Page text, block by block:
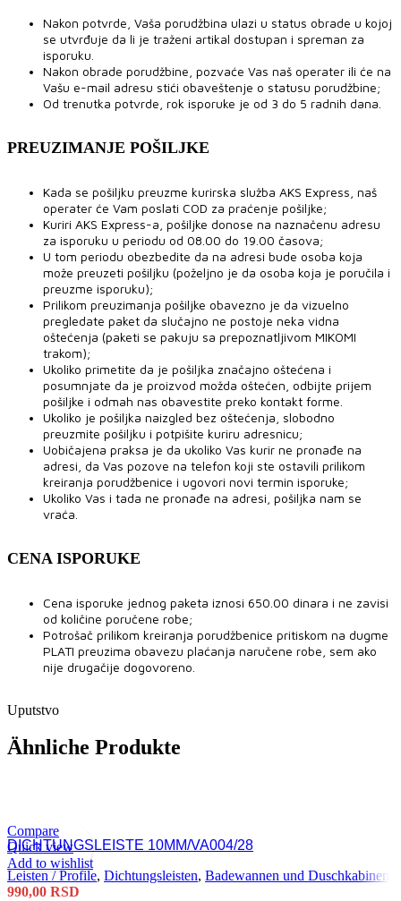
Nakon potvrde, Vaša porudžbina ulazi u status obrade u kojoj
se utvrđuje da li je traženi artikal dostupan i spreman za
isporuku.
Nakon obrade porudžbine, pozvaće Vas naš operater ili će na
Vašu e-mail adresu stići obaveštenje o statusu porudžbine;
Od trenutka potvrde, rok isporuke je od 3 do 5 radnih dana.
PREUZIMANJE POŠILJKE
Kada se pošiljku preuzme kurirska služba AKS Express, naš
operater će Vam poslati COD za praćenje pošiljke;
Kuriri AKS Express-a, pošiljke donose na naznačenu adresu
za isporuku u periodu od 08.00 do 19.00 časova;
U tom periodu obezbedite da na adresi bude osoba koja
može preuzeti pošiljku (poželjno je da osoba koja je poručila i
preuzme isporuku);
Prilikom preuzimanja pošiljke obavezno je da vizuelno
pregledate paket da slučajno ne postoje neka vidna
oštećenja (paketi se pakuju sa prepoznatljivom MIKOMI
trakom);
Ukoliko primetite da je pošiljka značajno oštećena i
posumnjate da je proizvod možda oštećen, odbijte prijem
pošiljke i odmah nas obavestite preko kontakt forme.
Ukoliko je pošiljka naizgled bez oštećenja, slobodno
preuzmite pošiljku i potpišite kuriru adresnicu;
Uobičajena praksa je da ukoliko Vas kurir ne pronađe na
adresi, da Vas pozove na telefon koji ste ostavili prilikom
kreiranja porudžbenice i ugovori novi termin isporuke;
Ukoliko Vas i tada ne pronađe na adresi, pošiljka nam se
vraća.
CENA ISPORUKE
Cena isporuke jednog paketa iznosi 650.00 dinara i ne zavisi
od količine poručene robe;
Potrošač prilikom kreiranja porudžbenice pritiskom na dugme
PLATI preuzima obavezu plaćanja naručene robe, sem ako
nije drugačije dogovoreno.
Uputstvo
Ähnliche Produkte
Compare
Quick view
Add to wishlist
DICHTUNGSLEISTE 10MM/VA004/28
Leisten / Profile, Dichtungsleisten, Badewannen und Duschkabinen
990,00 RSD